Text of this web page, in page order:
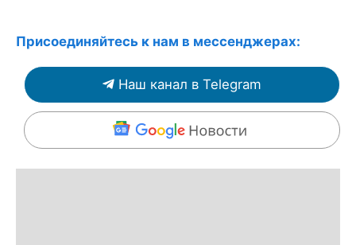
Присоединяйтесь к нам в мессенджерах:
Наш канал в Telegram